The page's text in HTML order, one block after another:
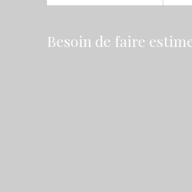
Besoin de faire